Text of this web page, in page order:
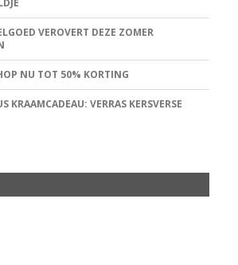
VEROVERT DEZE ZOMER
NU TOT 50% KORTING
KRAAMCADEAU: VERRAS KERSVERSE